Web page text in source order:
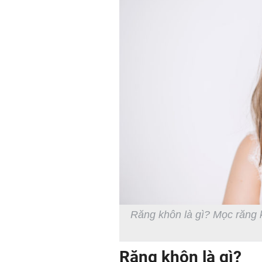
Răng khôn là gì? Mọc răng
Răng khôn là gì?